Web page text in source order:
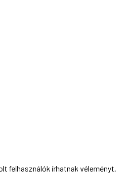
felhasználók írhatnak véleményt.